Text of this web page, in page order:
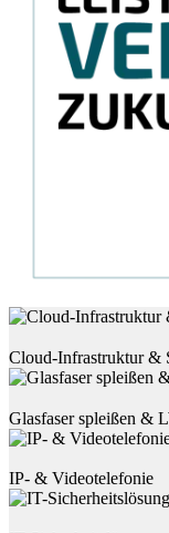
Cloud-Infrastruktur &
Glasfaser spleißen &
IP- & Videotelefonie